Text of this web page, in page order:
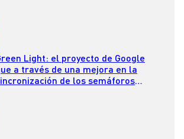
Light: el proyecto de Google
a través de una mejora en la
de los semáforos